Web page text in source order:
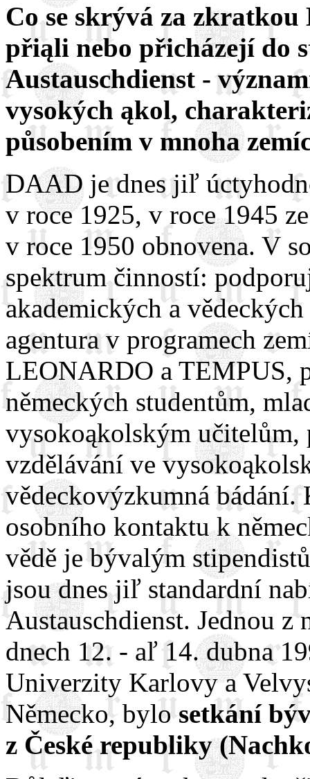
Co se skrývá za
přiąli nebo přicházejí do
Austauschdienst -
vysokých ąkol,
působením v mnoha
DAAD je dnes jiľ
v roce 1925, v roce 1945
v roce 1950 obnovena. V
spektrum činností:
akademických a
agentura v programech
LEONARDO a TEMPUS,
německých studentům,
vysokoąkolským učitelům,
vzdělávání ve
vědeckovýzkumná
osobního kontaktu k
vědě je bývalým
jsou dnes jiľ standardní
Austauschdienst. Jednou
dnech 12. - aľ 14. dubna
Univerzity Karlovy a
Německo, bylosetkání
z České republiky